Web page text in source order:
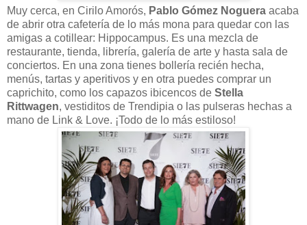
Muy cerca, en Cirilo Amorós, Pablo Gómez Noguera acaba
de abrir otra cafetería de lo más mona para quedar con las
amigas a cotillear: Hippocampus. Es una mezcla de
restaurante, tienda, librería, galería de arte y hasta sala de
conciertos. En una zona tienes bollería recién hecha,
menús, tartas y aperitivos y en otra puedes comprar un
caprichito, como los capazos ibicencos de Stella
Rittwagen, vestiditos de Trendipia o las pulseras hechas a
mano de Link & Love. ¡Todo de lo más estiloso!